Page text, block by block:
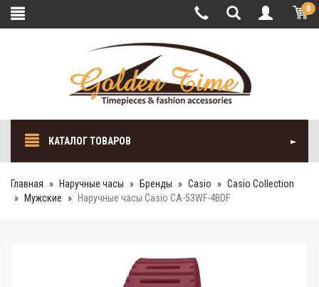
0
КАТАЛОГ ТОВАРОВ
Главная Наручные часы Бренды Casio
Casio Collection
Мужские
Наручные часы Casio CA-53WF-4BDF